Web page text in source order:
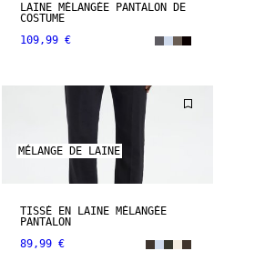
LAINE MÉLANGÉE PANTALON DE
COSTUME
109,99 €
MÉLANGE DE LAINE
TISSÉ EN LAINE MÉLANGÉE
PANTALON
89,99 €